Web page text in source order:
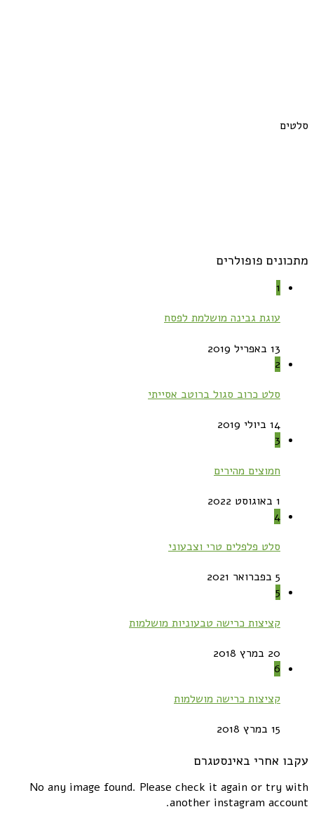
סלטים
מתכונים פופולרים
1
עוגת גבינה מושלמת לפסח
13 באפריל 2019
2
סלט כרוב סגול ברוטב אסייתי
14 ביולי 2019
3
חמוצים מהירים
1 באוגוסט 2022
4
סלט פלפלים טרי וצבעוני
5 בפברואר 2021
5
קציצות כרישה טבעוניות מושלמות
20 במרץ 2018
6
קציצות כרישה מושלמות
15 במרץ 2018
עקבו אחרי באינסטגרם
No any image found. Please check it again or try with
another instagram account.